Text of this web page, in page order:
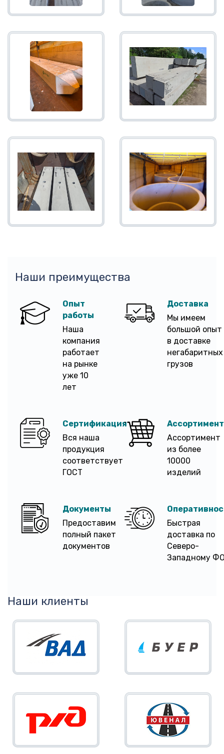
Наши преимущества
Опыт
работы
Наша
компания
работает
на рынке
уже 10
лет
Доставка
Мы имеем
большой опыт
в доставке
негабаритных
грузов
Сертификация
Вся наша
продукция
соответствует
ГОСТ
Ассортимент
Ассортимент
из более
10000
изделий
Документы
Предоставим
полный пакет
документов
Быстрая
доставка по
Северо-
Западному
Наши клиенты